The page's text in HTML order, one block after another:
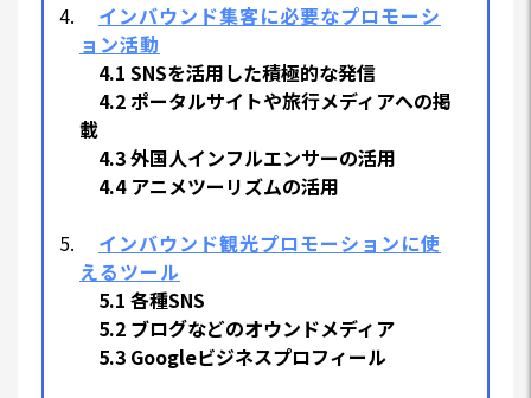
インバウンド集客に必要なプロモーシ
ョン活動
4.1 SNSを活用した積極的な発信
4.2 ポータルサイトや旅行メディアへの掲
載
4.3 外国人インフルエンサーの活用
4.4 アニメツーリズムの活用
インバウンド観光プロモーションに使
えるツール
5.1 各種SNS
5.2 ブログなどのオウンドメディア
5.3 Googleビジネスプロフィール